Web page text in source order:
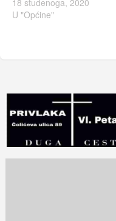
U "Općine"